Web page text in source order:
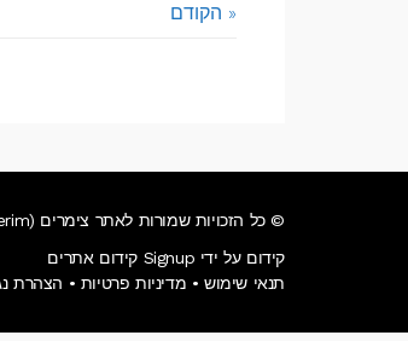
« הקודם
© כל הזכויות שמורות לאתר צימרים (Tzimerim) – צימרים • וילות • מלונות בוטיק.
קידום על ידי Signup קידום אתרים
תנאי שימוש • מדיניות פרטיות • הצהרת